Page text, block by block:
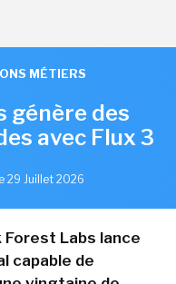
MÉTIERS
génère des
avec Flux 3
29 Juillet 2026
Labs lance
capable de